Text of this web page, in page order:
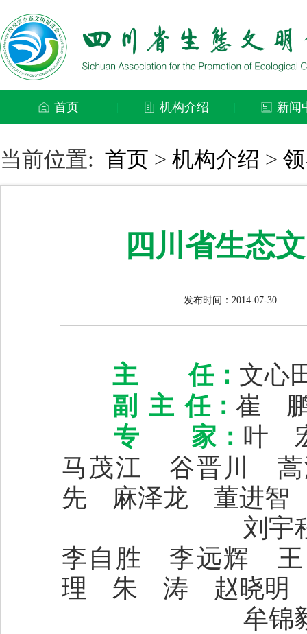
首页 机构介绍 新闻
当前位置: 首页 > 机构介绍 >
四川省生态
发布时间：2014-07-30
主 任： 文心
副 主 任： 崔
专 家： 叶
马茂江 谷晋川
先 麻泽龙 董进智
刘
李自胜 李远辉
理 朱 涛
赵晓明
牟